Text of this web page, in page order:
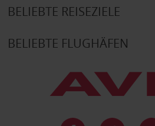
BELIEBTE REISEZIELE
BELIEBTE FLUGHÄFEN